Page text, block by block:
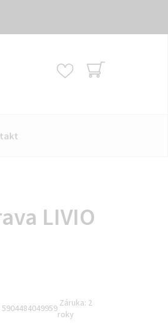
LIVIO
5904484049959 Záruka: 2
roky